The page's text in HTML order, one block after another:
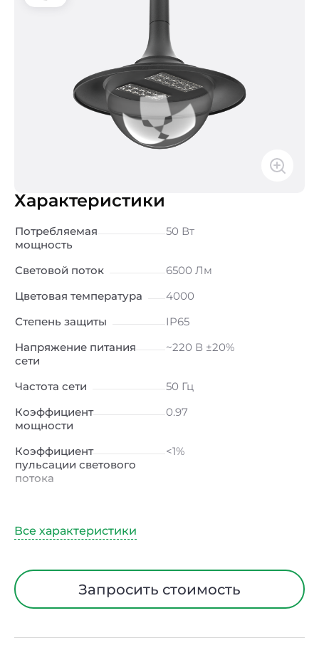
Характеристики
Потребляемая
мощность
50 Вт
Световой поток
6500 Лм
Цветовая температура
4000
Степень защиты
IP65
Напряжение питания
сети
~220 В ±20%
Частота сети
50 Гц
Коэффициент
мощности
0.97
Коэффициент
пульсации светового
потока
<1%
Климатическое
Диапазон рабочих
температурЗапросить стоимость